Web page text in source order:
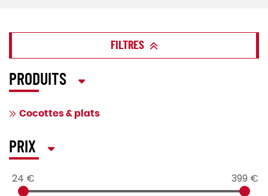
FILTRES
PRODUITS
Cocottes & plats
PRIX
24 € 399 €